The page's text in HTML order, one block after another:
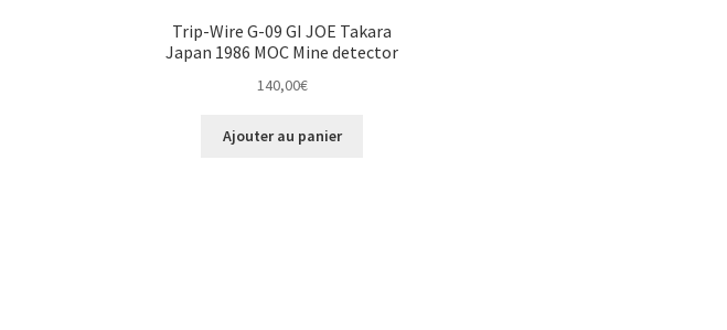
Trip-Wire G-09 GI JOE Takara
Japan 1986 MOC Mine detector
140,00€
Ajouter au panier